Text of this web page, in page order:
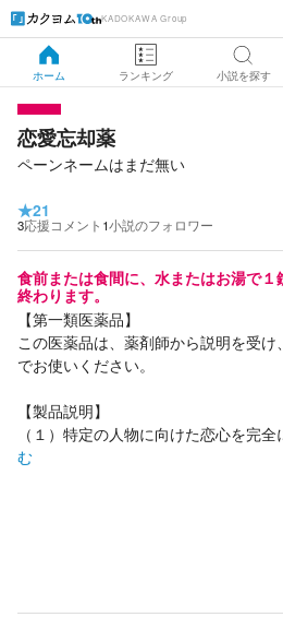
KADOKAWA Group
ホーム ランキング 小説を探す
恋愛忘却薬
ペーンネームはまだ無い
★21
3応援コメント 1小説のフォロワー
食前または食間に、水またはお湯で
終わります。
【第一類医薬品】
この医薬品は、薬剤師から説明を受
でお使いください。
【製品説明】
（１）特定の人物に向けた恋心を完
む